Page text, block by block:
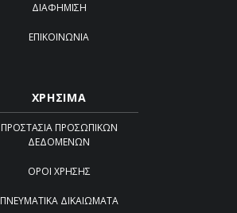
ΔΙΑΦΉΜΙΣΗ
ΕΠΙΚΟΙΝΩΝΊΑ
ΧΡΗΣΙΜΑ
ΠΡΟΣΤΑΣΊΑ ΠΡΟΣΩΠΙΚΏΝ
ΔΕΔΟΜΈΝΩΝ
ΌΡΟΙ ΧΡΉΣΗΣ
ΠΝΕΥΜΑΤΙΚΆ ΔΙΚΑΙΏΜΑΤΑ